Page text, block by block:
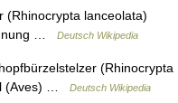
lanceolata)
…
Deutsch Wikipedia
(Rhinocrypta
(Aves) …
Deutsch Wikipedia